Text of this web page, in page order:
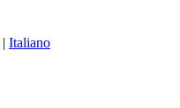
| Italiano